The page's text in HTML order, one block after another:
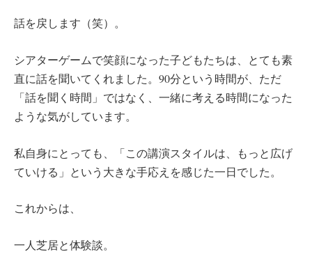
話を戻します（笑）。
シアターゲームで笑顔になった子どもたちは、とても素
直に話を聞いてくれました。90分という時間が、ただ
「話を聞く時間」ではなく、一緒に考える時間になった
ような気がしています。
私自身にとっても、「この講演スタイルは、もっと広げ
ていける」という大きな手応えを感じた一日でした。
これからは、
一人芝居と体験談。